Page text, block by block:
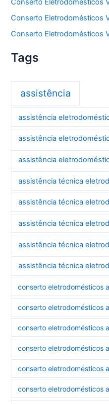
Conserto Eletrodomésticos
Conserto Eletrodomésticos
Conserto Eletrodomésticos
Tags
assistência
assistência
assistência
assistência
assistência técnica
assistência técnica
assistência técnica
assistência técnica
assistência técnica
conserto eletrodomésticos
conserto eletrodomésticos
conserto eletrodomésticos
conserto eletrodomésticos
conserto eletrodomésticos
conserto eletrodomésticos